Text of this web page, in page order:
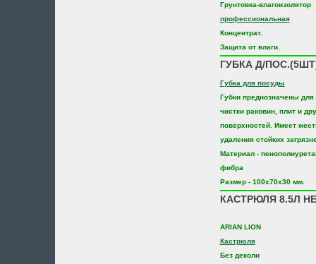
Грунтовка-влагоизолятор
профессиональная
Концентрат.
Защита от влаги.
ГУБКА Д/ПОС.(5ШТ)
Губка для посуды
Губки преднозначены
чистки раковин, плит и
поверхностей. Имеет
удаления стойких
Материал -
фибра
Размер - 100х70х30 мм.
КАСТРЮЛЯ 8.5Л
ARIAN LION
Кастрюля
Без деколи